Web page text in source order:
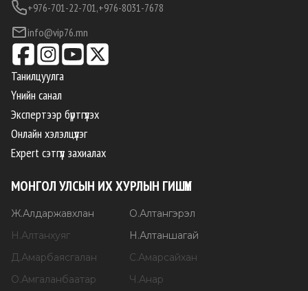
+976-701-22-701,+976-8031-7678
info@vip76.mn
Танилцуулга
Үнийн санал
Экспертээр бүртгүүлэх
Онлайн хэлэлцүүлэг
Expert сэтгүүл захиалах
МОНГОЛ УЛСЫН ИХ ХУРЛЫН ГИШҮҮН
Ж.Алдаржавхлан О.Алтангэрэл
Н.Алтанхуяг Н.Алтаншагай
Д.Амарбаясгалан С.Амарсайхан
О.Амгаланбаатар Ч.Анар